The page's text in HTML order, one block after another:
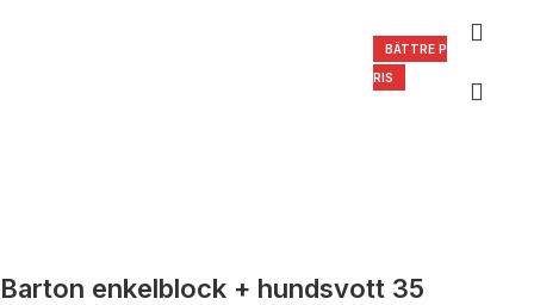
BÄTTRE P
RIS
Barton enkelblock + hundsvott 35